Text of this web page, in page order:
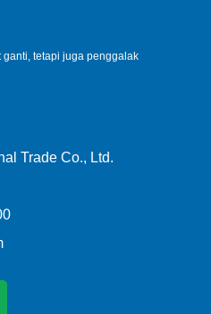
tetapi juga penggalak
Trade Co., Ltd.